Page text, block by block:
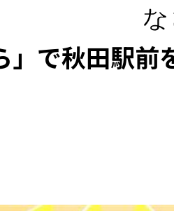
」で秋田駅